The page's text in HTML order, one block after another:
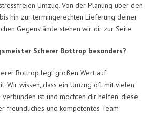
Umzug. Von der Planung über den
hin zur termingerechten Lieferung deiner
Gegenstände stehen wir dir zur Seite.
Scherer Bottrop besonders?
Bottrop legt großen Wert auf
Wir wissen, dass ein Umzug oft mit vielen
ist und möchten dir helfen, diese
freundliches und kompetentes Team